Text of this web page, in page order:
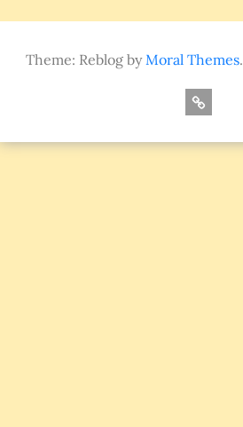
Theme: Reblog byMoral Themes.